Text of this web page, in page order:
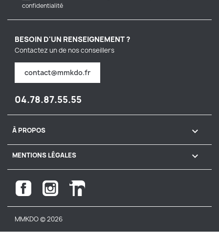
confidentialité
BESOIN D'UN RENSEIGNEMENT ?
Contactez un de nos conseillers
contact@mmkdo.fr
04.78.87.55.55
À PROPOS 
MENTIONS LÉGALES 
FacebookInstagramLinkedIn
MMKDO © 2026